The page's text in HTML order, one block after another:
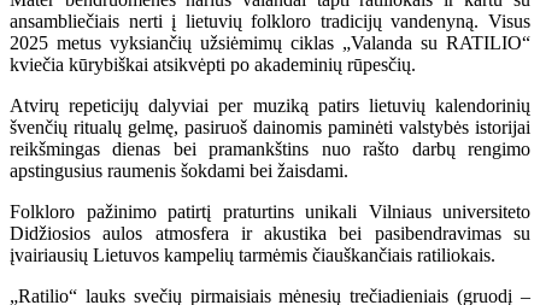
ansambliečiais nerti į lietuvių folkloro tradicijų vandenyną. Visus
2025 metus vyksiančių užsiėmimų ciklas „Valanda su RATILIO“
kviečia kūrybiškai atsikvėpti po akademinių rūpesčių.
Atvirų repeticijų dalyviai per muziką patirs lietuvių kalendorinių
švenčių ritualų gelmę, pasiruoš dainomis paminėti valstybės istorijai
reikšmingas dienas bei pramankštins nuo rašto darbų rengimo
apstingusius raumenis šokdami bei žaisdami.
Folkloro pažinimo patirtį praturtins unikali Vilniaus universiteto
Didžiosios aulos atmosfera ir akustika bei pasibendravimas su
įvairiausių Lietuvos kampelių tarmėmis čiauškančiais ratiliokais.
„Ratilio“ lauks svečių pirmaisiais mėnesių trečiadieniais (gruodį –